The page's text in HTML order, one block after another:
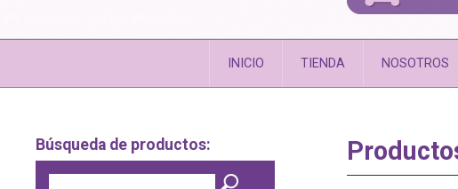
INICIO TIENDA NOSOTROS
Búsqueda de productos: